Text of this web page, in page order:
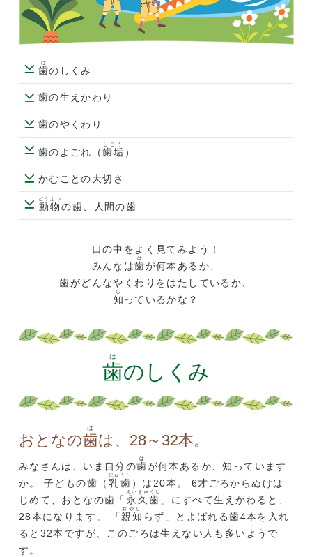
歯
は
のしくみ
歯の生えかわり
歯のやくわり
歯のよごれ（歯垢
しこう
）
かむことの大切さ
動物
どうぶつ
の歯、人間の歯
口の中をよく見てみよう！
みんなは歯
は
が何本あるか、
歯がどんなやくわりをはたしているか、
知
し
っているかな？
歯
は
のしくみ
おとなの歯
は
は、28～32本。
みなさんは、いま自分の歯
は
が何本あるか、知っています
か。 子どもの歯（ 乳歯
にゅうし
）は20本。 6才ごろからぬけは
じめて、おとなの歯「 永久歯
えいきゅうし
」にすべて生えかわると、
28本になります。 「親知
おやし
らず」とよばれる歯4本を入れ
ると32本ですが、このごろは生えない人も多いようで
す。